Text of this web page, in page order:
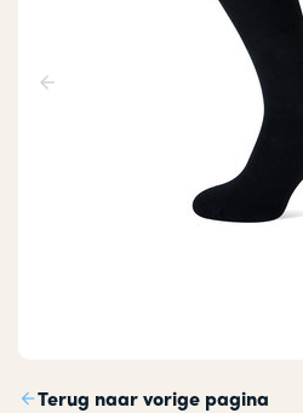
Terug naar vorige pagina